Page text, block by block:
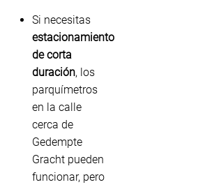
Si necesitas
estacionamiento
de corta
duración, los
parquímetros
en la calle
cerca de
Gedempte
Gracht pueden
funcionar, pero